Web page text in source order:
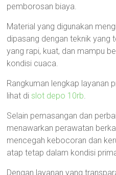
pemborosan biaya.
Material yang digunakan
dipasang dengan teknik yang
yang rapi, kuat, dan mampu
kondisi cuaca.
Rangkuman lengkap layanan
lihat di slot depo 10rb.
Selain pemasangan dan
menawarkan perawatan
mencegah kebocoran dan
atap tetap dalam kondisi
Dengan layanan yang